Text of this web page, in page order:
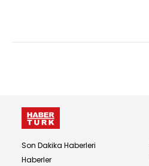
Son Dakika Haberleri
Haberler